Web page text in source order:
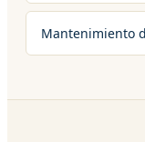
Mantenimiento